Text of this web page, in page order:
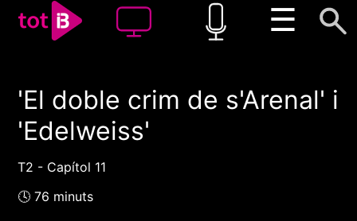
☰
00:00 00:00
1x
'El doble crim de s'Arenal' i
'Edelweiss'
T2 - Capítol 11
🕓 76 minuts